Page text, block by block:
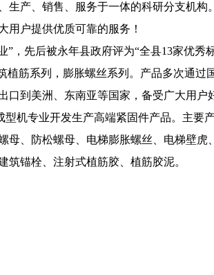
生产、销售、服务于一体的科研分支机构
用户提供优质可靠的服务！
”，先后被永年县政府评为“全县13家优秀
植筋系列，膨胀螺丝系列。产品多次通过
到美洲、东南亚等国家，备受广大用户
型机专业开发生产高端紧固件产品。主要
母、防松螺母、电梯膨胀螺丝、电梯壁虎
锚栓、注射式植筋胶、植筋胶泥。